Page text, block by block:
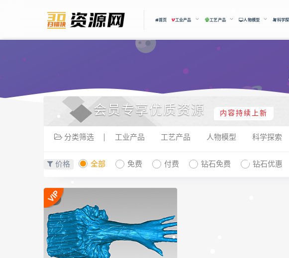
首页 工业产品 工艺产品 人物模型 科学
会员专享优质资源 内容持续上新
分类筛选 工业产品 工艺产品 人物模型 科学探索
价格 全部 免费 付费 钻石免费 钻石优惠